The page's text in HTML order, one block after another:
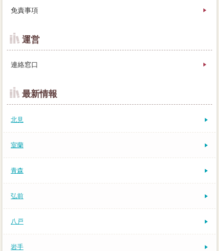
免責事項
運営
連絡窓口
最新情報
北見
室蘭
青森
弘前
八戸
岩手